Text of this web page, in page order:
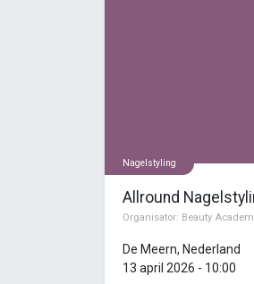
Nagelstyling
Organisator: Beauty
De Meern, Nederland
13 april 2026 - 10:00